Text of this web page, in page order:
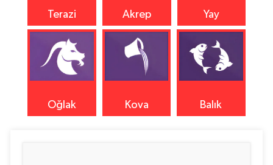
Terazi Akrep Yay
Oğlak Kova Balık